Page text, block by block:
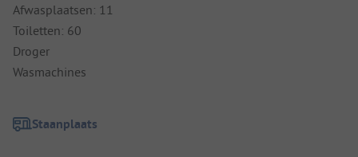
Afwasplaatsen: 11
Toiletten: 60
Droger
Wasmachines
Staanplaats